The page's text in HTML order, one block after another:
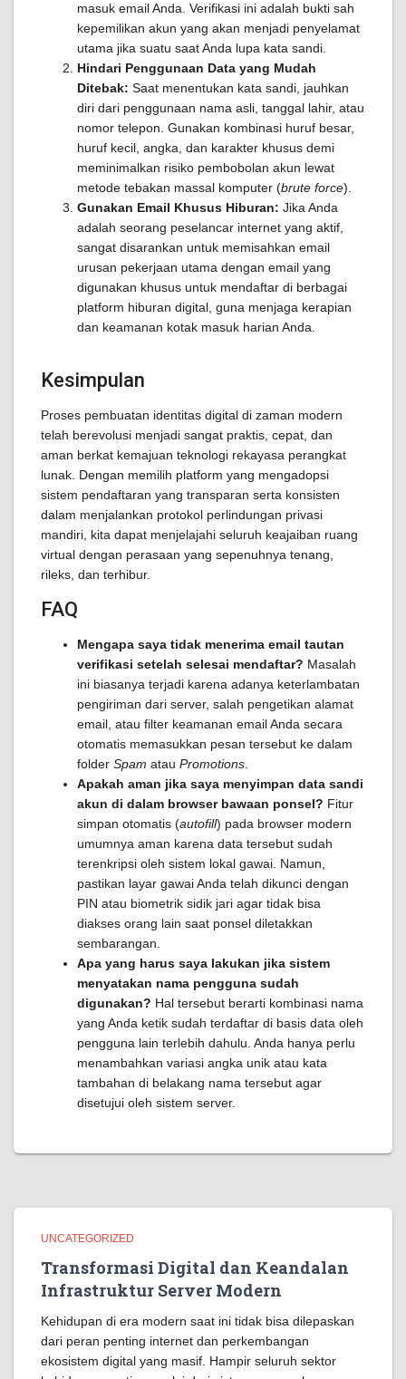
masuk email Anda. Verifikasi ini adalah bukti sah
kepemilikan akun yang akan menjadi penyelamat
utama jika suatu saat Anda lupa kata sandi.
Hindari Penggunaan Data yang Mudah
Ditebak: Saat menentukan kata sandi, jauhkan
diri dari penggunaan nama asli, tanggal lahir, atau
nomor telepon. Gunakan kombinasi huruf besar,
huruf kecil, angka, dan karakter khusus demi
meminimalkan risiko pembobolan akun lewat
metode tebakan massal komputer (brute force).
Gunakan Email Khusus Hiburan: Jika Anda
adalah seorang peselancar internet yang aktif,
sangat disarankan untuk memisahkan email
urusan pekerjaan utama dengan email yang
digunakan khusus untuk mendaftar di berbagai
platform hiburan digital, guna menjaga kerapian
dan keamanan kotak masuk harian Anda.
Kesimpulan
Proses pembuatan identitas digital di zaman modern
telah berevolusi menjadi sangat praktis, cepat, dan
aman berkat kemajuan teknologi rekayasa perangkat
lunak. Dengan memilih platform yang mengadopsi
sistem pendaftaran yang transparan serta konsisten
dalam menjalankan protokol perlindungan privasi
mandiri, kita dapat menjelajahi seluruh keajaiban ruang
virtual dengan perasaan yang sepenuhnya tenang,
rileks, dan terhibur.
FAQ
Mengapa saya tidak menerima email tautan
verifikasi setelah selesai mendaftar? Masalah
ini biasanya terjadi karena adanya keterlambatan
pengiriman dari server, salah pengetikan alamat
email, atau filter keamanan email Anda secara
otomatis memasukkan pesan tersebut ke dalam
folder Spam atau Promotions
Apakah aman jika saya menyimpan data sandi
akun di dalam browser bawaan ponsel? Fitur
simpan otomatis (autofill) pada browser modern
umumnya aman karena data tersebut sudah
terenkripsi oleh sistem lokal gawai. Namun,
pastikan layar gawai Anda telah dikunci dengan
PIN atau biometrik sidik jari agar tidak bisa
diakses orang lain saat ponsel diletakkan
sembarangan.
Apa yang harus saya lakukan jika sistem
menyatakan nama pengguna sudah
digunakan? Hal tersebut berarti kombinasi nama
yang Anda ketik sudah terdaftar di basis data oleh
pengguna lain terlebih dahulu. Anda hanya perlu
menambahkan variasi angka unik atau kata
tambahan di belakang nama tersebut agar
disetujui oleh sistem server.
UNCATEGORIZED
Transformasi Digital dan Keandalan
Infrastruktur Server Modern
Kehidupan di era modern saat ini tidak bisa dilepaskan
dari peran penting internet dan perkembangan
ekosistem digital yang masif. Hampir seluruh sektor